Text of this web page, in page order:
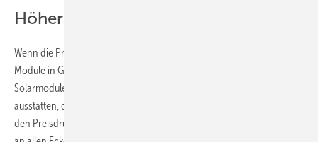
Höhere Preise für stabile Qualität
Wenn die Preise weiter im Keller bleiben, sieht er die Qualität der
Module in Gefahr. Denn die Hersteller müssten eigentlich ihre
Solarmodule mit hochwertigen Materialien und dicken Gläsern
ausstatten, damit die Module tatsächlich 20 Jahre halten. Doch durch
den Preisdruck passiert derzeit das Gegenteil. Die Hersteller müssen